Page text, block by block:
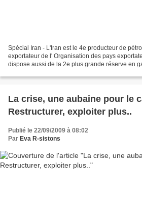
Spécial Iran - L'Iran est le 4e producteur de
exportateur de l' Organisation des pays
dispose aussi de la 2e plus grande réserve en
La crise, une aubaine pour le
Restructurer, exploiter plus..
Publié le 22/09/2009 à 08:02
Par Eva R-sistons